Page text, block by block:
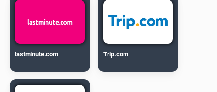
lastminute.com Trip.com